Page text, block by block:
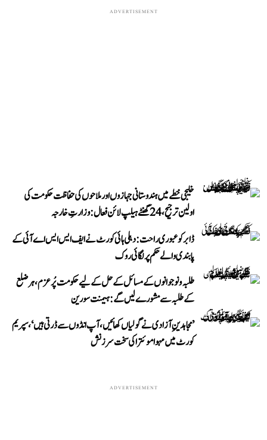
ADVERTISEMENT
خلیجی خطے میں ہندوستانی جہازوں اور ملاحوں کی حفاظت حکومت کی
اولین ترجیح، 24 گھنٹے ہیلپ لائن فعال: وزارتِ خارجہ
ڈابر کو عبوری راحت: دہلی ہائی کورٹ نے ایف ایس ایس اے آئی کے
پابندی والے حکم پر لگائی روک
طلبہ و نوجوانوں کے مسائل کے حل کے لیے حکومت پُرعزم، ہر ضلع
کے طلبہ سے مشورے لیں گے: ہیمنت سورین
’مجاہدینِ آزادی نے گولیاں کھائیں، آپ انڈوں سے ڈرتی ہیں‘، سپریم
کورٹ میں مہوا موئترا کی سخت سرزنش
ADVERTISEMENT